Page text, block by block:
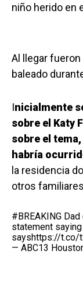
niño herido en
Al llegar
baleado
Inicialmente
sobre el Katy
sobre el
habría
la residencia
otros
#BREAKING
statement
sayshttps://t.co/
— ABC13